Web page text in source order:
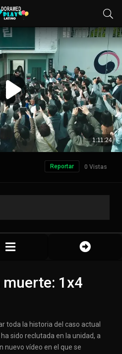
0 Vistas
Reportar
muerte: 1x4
toda la historia del caso actual
sido reclutada en la unidad, a
nuevo vídeo en el que se